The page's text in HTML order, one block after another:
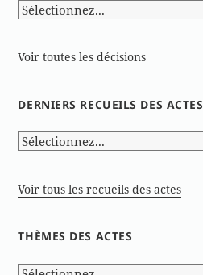
Voir toutes les décisions
DERNIERS RECUEILS DES ACTES
Voir tous les recueils des actes
THÈMES DES ACTES